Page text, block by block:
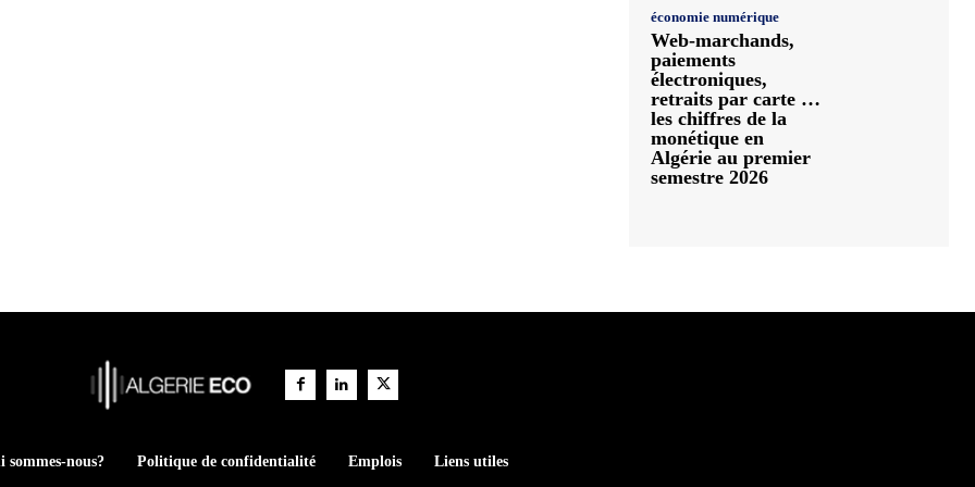
économie numérique
Web-marchands,
paiements
électroniques,
retraits par carte …
les chiffres de la
monétique en
Algérie au premier
semestre 2026
sommes-nous? Politique de confidentialité Emplois Liens utiles